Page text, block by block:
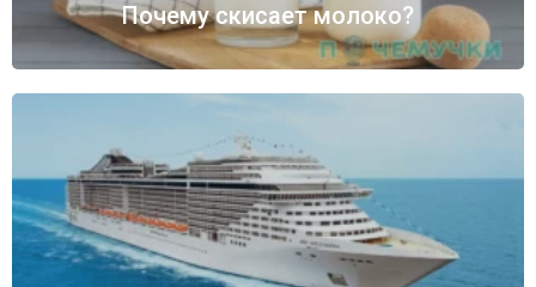
Почему скисает молоко?